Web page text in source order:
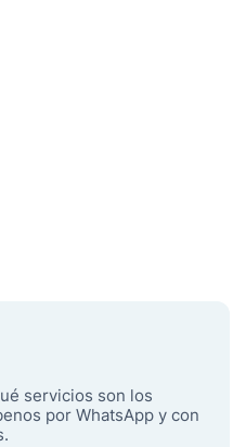
servicios son los
por WhatsApp y con